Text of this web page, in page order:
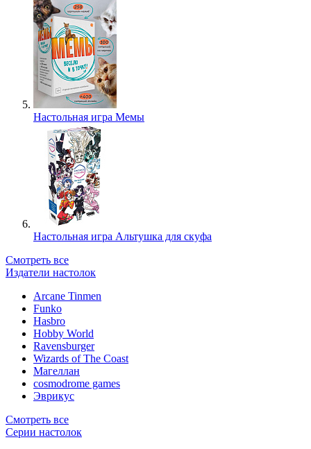
Настольная игра Мемы
Настольная игра Альтушка для скуфа
Смотреть все
Издатели настолок
Arcane Tinmen
Funko
Hasbro
Hobby World
Ravensburger
Wizards of The Coast
Магеллан
сosmodrome games
Эврикус
Смотреть все
Серии настолок